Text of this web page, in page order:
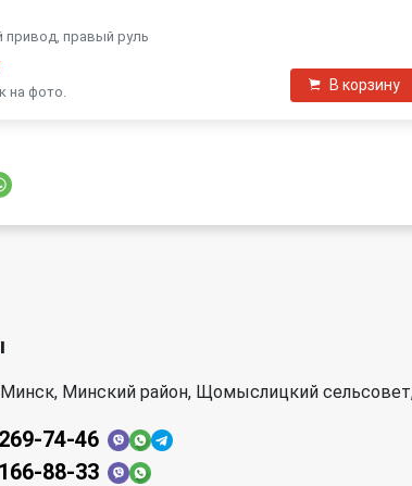
привод, правый руль
на фото. В корзину
Минск, Минский район, Щомыслицкий
74-46
88-33